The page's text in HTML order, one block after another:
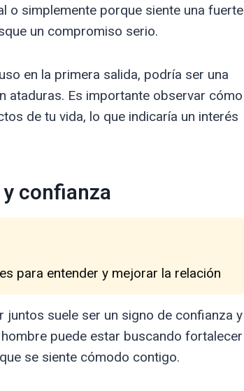
o simplemente porque siente una fuerte
un compromiso serio.
en la primera salida, podría ser una
ataduras. Es importante observar cómo
de tu vida, lo que indicaría un interés
confianza
para entender y mejorar la relación
juntos suele ser un signo de confianza y
puede estar buscando fortalecer
se siente cómodo contigo.